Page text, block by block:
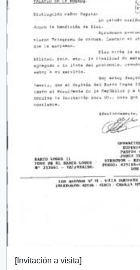
[Invitación a visita]